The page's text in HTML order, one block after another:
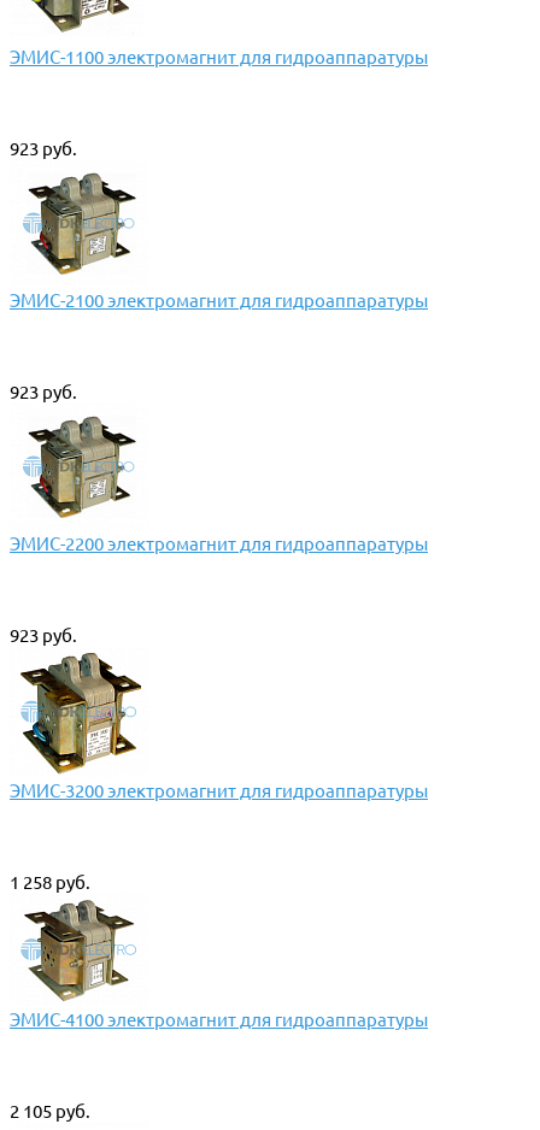
ЭМИС-1100 электромагнит для гидроаппаратуры
923 руб.
ЭМИС-2100 электромагнит для гидроаппаратуры
923 руб.
ЭМИС-2200 электромагнит для гидроаппаратуры
923 руб.
ЭМИС-3200 электромагнит для гидроаппаратуры
1 258 руб.
ЭМИС-4100 электромагнит для гидроаппаратуры
2 105 руб.